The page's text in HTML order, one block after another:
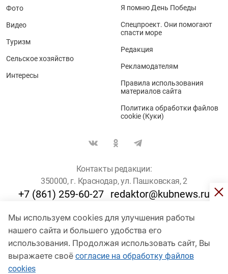
Мы используем cookies для улучшения работы
нашего сайта и большего удобства его
использования. Продолжая использовать сайт, Вы
выражаете своё согласие на обработку файлов
cookies
Фото
Видео
Туризм
Сельское хозяйство
Интересы
Я помню День Победы
Спецпроект. Они помогают
спасти море
Редакция
Рекламодателям
Правила использования
материалов сайта
Политика обработки файлов
cookie (Куки)
Контакты редакции:
350000, г. Краснодар, ул. Пашковская, 2
+7 (861) 259-60-27 redaktor@kubnews.ru
Для пользователей старше 16 лет
© Кубанские Новости, 2017
Сетевое издание «kubnews» зарегистрировано Федеральной
службой по надзору в сфере связи, информационных технологий
и массовых коммуникаций (Роскомнадзор). Регистрационный